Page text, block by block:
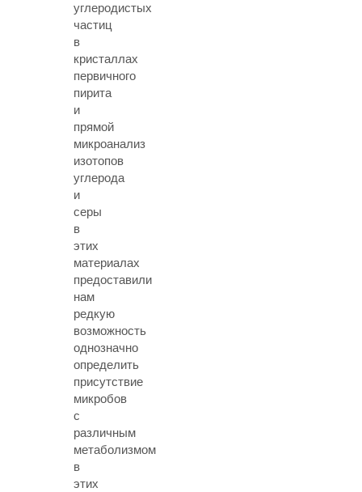
углеродистых
частиц
в
кристаллах
первичного
пирита
и
прямой
микроанализ
изотопов
углерода
и
серы
в
этих
материалах
предоставили
нам
редкую
возможность
однозначно
определить
присутствие
микробов
с
различным
метаболизмом
в
этих